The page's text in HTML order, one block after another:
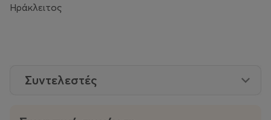
Ηράκλειτος
Συντελεστές